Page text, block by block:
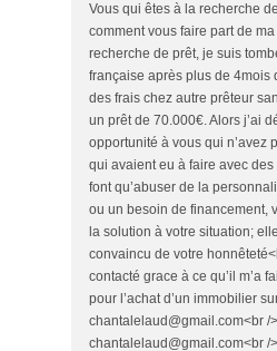
Vous qui êtes à la recherche
comment vous faire part de
recherche de prêt, je suis
française après plus de 4mois
des frais chez autre prêteur
un prêt de 70.000€. Alors j’ai
opportunité à vous qui n’avez
qui avaient eu à faire avec
font qu’abuser de la
ou un besoin de financement,
la solution à votre situation;
convaincu de votre
contacté grace à ce qu’il m’a
pour l’achat d’un immobilier
chantalelaud@gmail.com<br /
chantalelaud@gmail.com<br /